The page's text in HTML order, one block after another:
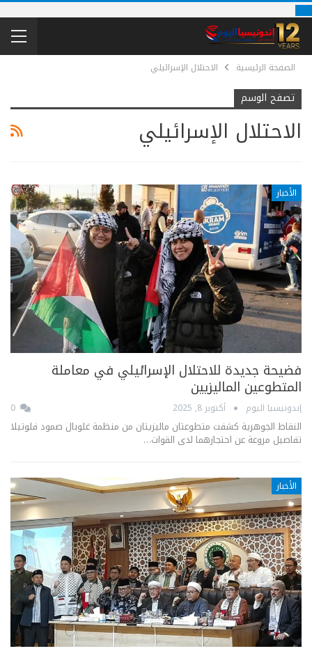
الصفحة الرئيسية الاحتلال الإسرائيلي
تصفح الوسم
الاحتلال الإسرائيلي
الأخبار
فضيحة جديدة للاحتلال الإسرائيلي في معاملة
المتطوعين الماليزيين
إندونيسيا اليوم أكتوبر 8, 2025
النقاط الجوهرية كشفت متطوعتان ماليزيتان من منظمة غلوبال صمود فلوتيلا
تفاصيل مروعة عن احتجازهما لدى القوات…
الأخبار